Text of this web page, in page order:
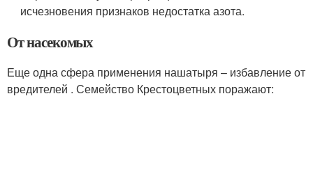
исчезновения признаков недостатка азота.
От насекомых
Еще одна сфера применения нашатыря – избавление от
вредителей . Семейство Крестоцветных поражают: